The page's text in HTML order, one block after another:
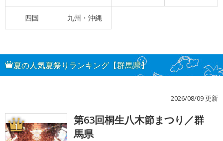
四国 九州・沖縄
夏の人気夏祭りランキング【群馬県】
2026/08/09 更新
1
第63回桐生八木節まつり／群
馬県